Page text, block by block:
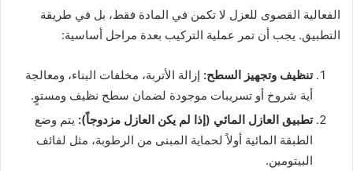
الفعالية القصوى للعزل لا تكمن في المادة فقط، بل في طريقة
التطبيق. يجب أن تمر عملية التركيب بعدة مراحل أساسية:
تنظيف وتجهيز السطح: إزالة الأتربة، مخلفات البناء، ومعالجة
أية شروخ أو تسريبات موجودة لضمان سطح نظيف ومستوٍ.
تطبيق العازل المائي (إذا لم يكن العازل مزدوجاً): يتم وضع
الطبقة المائية أولاً لحماية المبنى من الرطوبة، مثل لفائف
البيتومين.